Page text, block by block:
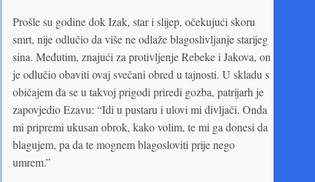
Prošle su godine dok Izak, star i slijep, očekujući skoru
smrt, nije odlučio da više ne odlaže blagoslivljanje starijeg
sina. Međutim, znajući za protivljenje Rebeke i Jakova, on
je odlučio obaviti ovaj svečani obred u tajnosti. U skladu s
običajem da se u takvoj prigodi priredi gozba, patrijarh je
zapovjedio Ezavu: “Idi u pustaru i ulovi mi divljači. Onda
mi pripremi ukusan obrok, kako volim, te mi ga donesi da
blagujem, pa da te mognem blagosloviti prije nego
umrem.”